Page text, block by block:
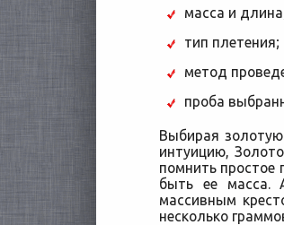
масса и
тип плетения;
метод
проба
Выбирая
интуицию,
помнить
быть ее масса.
массивным
несколько